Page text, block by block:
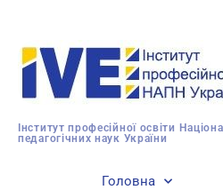
Інститут професійної освіти
педагогічних наук України
Головна